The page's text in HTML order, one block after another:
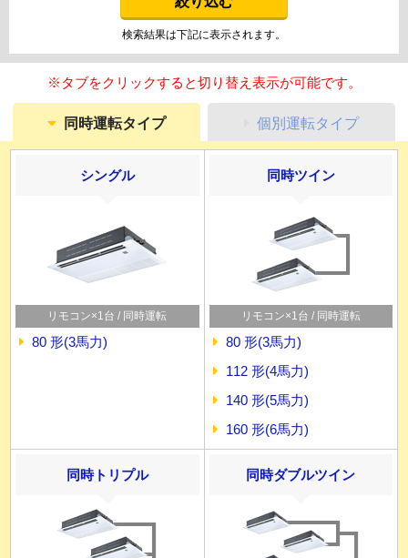
検索結果は下記に表示されます。
※タブをクリックすると切り替え表示が可能です。
同時運転タイプ 個別運転タイプ
シングル
リモコン×1台 / 同時運転
80 形(3馬力)
同時ツイン
リモコン×1台 / 同時運転
80 形(3馬力)
112 形(4馬力)
140 形(5馬力)
160 形(6馬力)
同時トリプル 同時ダブルツイン